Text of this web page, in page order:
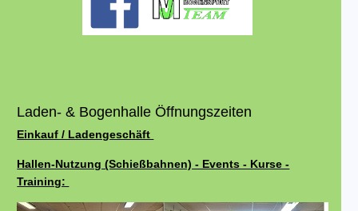
Laden- & Bogenhalle Öffnungszeiten
Einkauf / Ladengeschäft
Hallen-Nutzung (Schießbahnen) - Events - Kurse -
Training: